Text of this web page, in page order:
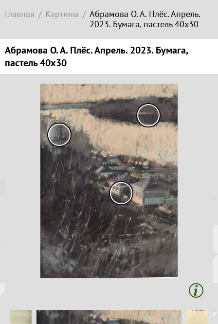
Главная Картины
Абрамова О. А. Плёс. Апрель.
2023. Бумага, пастель 40х30
Абрамова О. А. Плёс. Апрель. 2023. Бумага,
пастель 40х30
ссылку
Копировать
Копируйте
координаты
места
Копировать
зарубежное
искусство
Локация
гора
Гора
Левитана
Заречье
Набережная
Торговая
площадь
Верхний
Плёс
Волга и
левый берег
Время
года на
картине
Весна